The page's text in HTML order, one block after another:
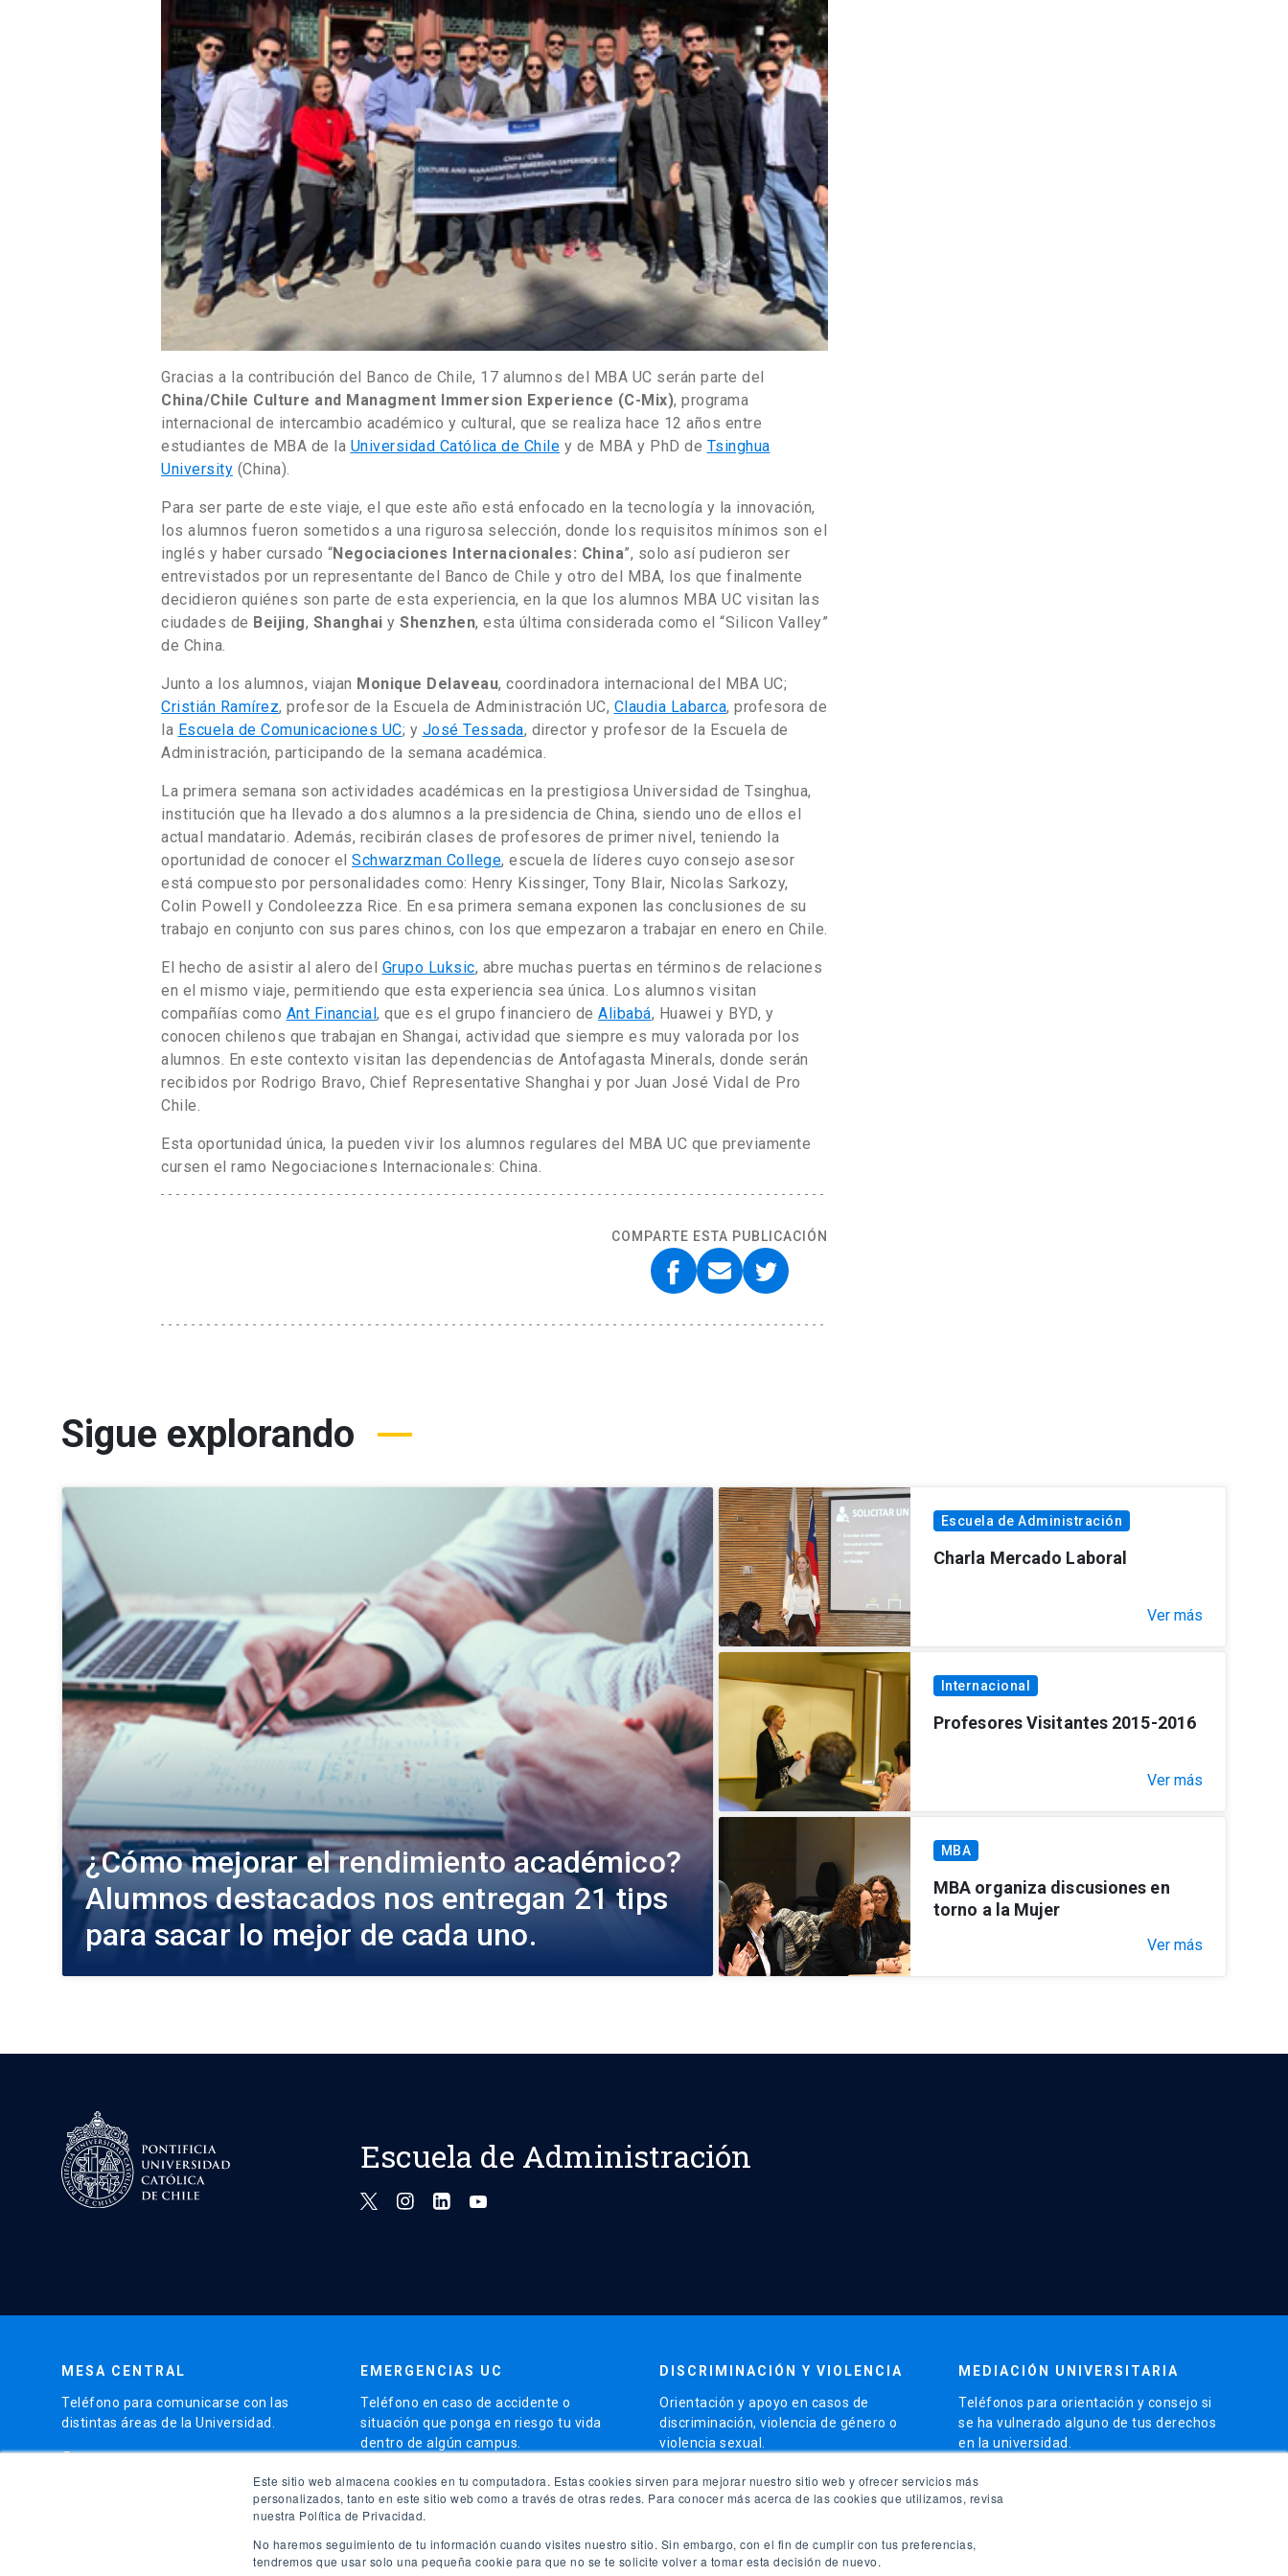
Este sitio web almacena cookies en tu computadora. Estas cookies sirven para mejorar nuestro sitio web y ofrecer servicios más
personalizados, tanto en este sitio web como a través de otras redes. Para conocer más acerca de las cookies que utilizamos, revisa
nuestra Política de Privacidad.
No haremos seguimiento de tu información cuando visites nuestro sitio. Sin embargo, con el fin de cumplir con tus preferencias,
tendremos que usar solo una pequeña cookie para que no se te solicite volver a tomar esta decisión de nuevo.
Gracias a la contribución del Banco de Chile, 17 alumnos del MBA UC serán parte del
China/Chile Culture and Managment Immersion Experience (C-Mix), programa
internacional de intercambio académico y cultural, que se realiza hace 12 años entre
estudiantes de MBA de la Universidad Católica de Chile y de MBA y PhD de Tsinghua
University (China).
Para ser parte de este viaje, el que este año está enfocado en la tecnología y la innovación,
los alumnos fueron sometidos a una rigurosa selección, donde los requisitos mínimos son el
inglés y haber cursado “Negociaciones Internacionales: China”, solo así pudieron ser
entrevistados por un representante del Banco de Chile y otro del MBA, los que finalmente
decidieron quiénes son parte de esta experiencia, en la que los alumnos MBA UC visitan las
ciudades de Beijing, Shanghai y Shenzhen, esta última considerada como el “Silicon Valley”
de China.
Junto a los alumnos, viajan Monique Delaveau, coordinadora internacional del MBA UC;
Cristián Ramírez, profesor de la Escuela de Administración UC, Claudia Labarca, profesora de
la Escuela de Comunicaciones UC; y José Tessada, director y profesor de la Escuela de
Administración, participando de la semana académica.
La primera semana son actividades académicas en la prestigiosa Universidad de Tsinghua,
institución que ha llevado a dos alumnos a la presidencia de China, siendo uno de ellos el
actual mandatario. Además, recibirán clases de profesores de primer nivel, teniendo la
oportunidad de conocer el Schwarzman College, escuela de líderes cuyo consejo asesor
está compuesto por personalidades como: Henry Kissinger, Tony Blair, Nicolas Sarkozy,
Colin Powell y Condoleezza Rice. En esa primera semana exponen las conclusiones de su
trabajo en conjunto con sus pares chinos, con los que empezaron a trabajar en enero en Chile.
El hecho de asistir al alero del Grupo Luksic, abre muchas puertas en términos de relaciones
en el mismo viaje, permitiendo que esta experiencia sea única. Los alumnos visitan
compañías como Ant Financial, que es el grupo financiero de Alibabá, Huawei y BYD, y
conocen chilenos que trabajan en Shangai, actividad que siempre es muy valorada por los
alumnos. En este contexto visitan las dependencias de Antofagasta Minerals, donde serán
recibidos por Rodrigo Bravo, Chief Representative Shanghai y por Juan José Vidal de Pro
Chile.
Esta oportunidad única, la pueden vivir los alumnos regulares del MBA UC que previamente
cursen el ramo Negociaciones Internacionales: China.
COMPARTE ESTA PUBLICACIÓN
Sigue explorando
¿Cómo mejorar el rendimiento académico?
Alumnos destacados nos entregan 21 tips
para sacar lo mejor de cada uno.
Escuela de Administración
Charla Mercado Laboral
Ver más
Internacional
Profesores Visitantes 2015-2016
Ver más
MBA
MBA organiza discusiones en
torno a la Mujer
Ver más
Escuela de Administración
MESA CENTRAL
Teléfono para comunicarse con las
distintas áreas de la Universidad.
phone
EMERGENCIAS UC
Teléfono en caso de accidente o
situación que ponga en riesgo tu vida
dentro de algún campus.
phone (56)95504 5000
launch
DISCRIMINACIÓN Y VIOLENCIA
Orientación y apoyo en casos de
discriminación, violencia de género o
violencia sexual.
launch Contacto para apoyo
MEDIACIÓN UNIVERSITARIA
Teléfonos para orientación y consejo si
se ha vulnerado alguno de tus derechos
en la universidad.
phone